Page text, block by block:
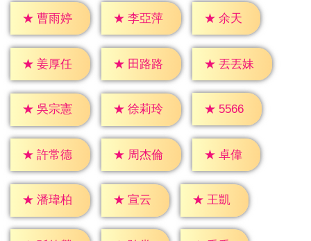
★ 曹雨婷 ★ 李亞萍 ★ 余天
★ 姜厚任 ★ 田路路 ★ 丟丟妹
★ 吳宗憲 ★ 徐莉玲 ★ 5566
★ 許常德 ★ 周杰倫 ★ 卓偉
★ 潘瑋柏 ★ 宣云 ★ 王凱